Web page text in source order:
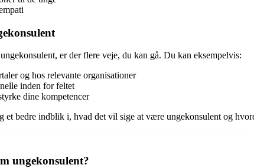
er der flere veje, du kan gå. Du kan eksempelvis:
og hos relevante organisationer
inden for feltet
dine kompetencer
et bedre indblik i, hvad det vil sige at være ungekonsulent og
ungekonsulent?